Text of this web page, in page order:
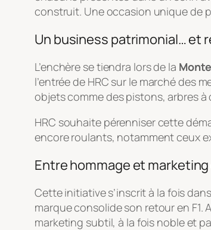
construit. Une occasion unique de
Un business patrimonial… et
L’enchère se tiendra lors de la
l’entrée de HRC sur le marché des
objets comme des pistons, arbres
HRC souhaite pérenniser cette
encore roulants, notamment ceux
Entre hommage et
Cette initiative s’inscrit à la fois
marque consolide son retour en F1.
marketing subtil, à la fois noble et